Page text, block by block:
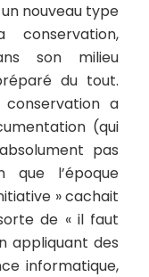
nouveau type
conservation,
son milieu
du tout.
a
(qui
pas
que l’époque
» cachait
de « il faut
appliquant des
informatique,